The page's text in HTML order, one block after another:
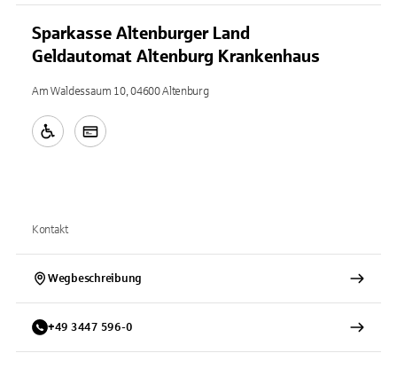
Sparkasse Altenburger Land
Geldautomat Altenburg Krankenhaus
Am Waldessaum 10, 04600 Altenburg
Kontakt
Wegbeschreibung
+49 3447 596-0